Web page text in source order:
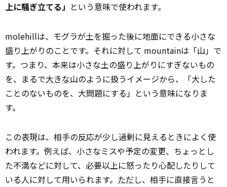
上に騒ぎ立てる」 という意味で使われます。
molehillは、モグラが土を掘った後に地面にできる小さな
盛り上がりのことです。それに対して mountainは「山」で
す。つまり、本来は小さな土の盛り上がりにすぎないもの
を、まるで大きな山のように扱うイメージから、「大した
ことのないものを、大問題にする」という意味になりま
す。
この表現は、相手の反応が少し過剰に見えるときによく使
われます。例えば、小さなミスや予定の変更、ちょっとし
た不満などに対して、必要以上に怒ったり心配したりして
いる人に対して用いられます。 ただし、相手に直接言うと